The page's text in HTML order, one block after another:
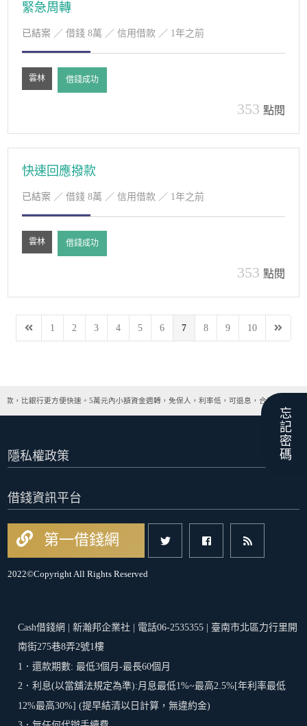
緊急周轉
已結案 ／ 借錢 8萬 ／ 信用借款 ／ 1年之前
雲林 借錢成功
353 點閱
快速回應撥款
已結案 ／ 借錢 8萬 ／ 信用借款 ／ 1年之前
雲林 借錢成功
353 點閱
1 2 3 4 5 6 7 8 9 10
款，比銀行更方便快速。5萬元內小額資金週轉，免保人，利率低，可退息，合法借款管
隱私權政策
借錢資訊平台
第一借錢網
2022©Copyright All Rights Reserved
Cash借錢網 | 新瀚邦企業社 | 電話06-2535355 | 臺南市北區力行里開
南街275巷8弄2號1樓
1．還款期數: 最低3個月-最長60個月
2．利息(以當舖法規定為準):月息最低1%~最高2.5%[年利率最低
12%最高30%] (提早結清以日計算，無違約金)
忘記密碼